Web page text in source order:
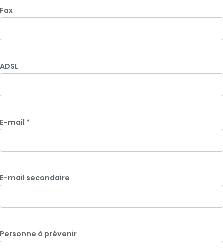
Fax
ADSL
E-mail *
E-mail secondaire
Personne à prévenir